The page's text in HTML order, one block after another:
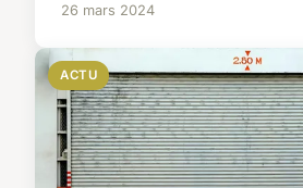
26 mars 2024
ACTU